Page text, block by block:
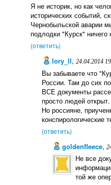
Я не историк, но как
исторических событий,
Чернобыльской аварии
подлодки "Курск"
(ответить)
lory_ll, 24.04.2014
Вы забываете что
России. Там до сих
ВСЕ документы
просто людей
Но россияне,
конспирологические
(ответить)
goldenfleece,
Не все
той же